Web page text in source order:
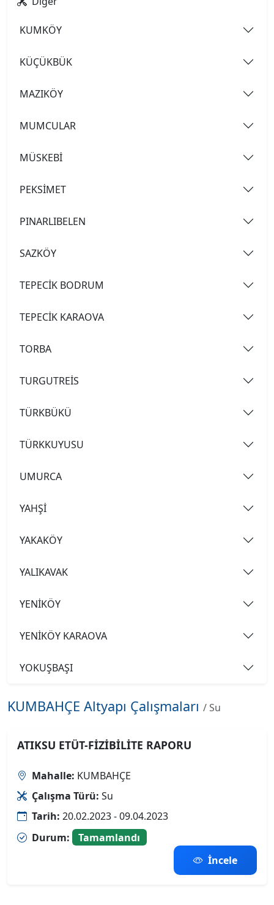
KUMKÖY
KÜÇÜKBÜK
MAZIKÖY
MUMCULAR
MÜSKEBİ
PEKSİMET
PINARLIBELEN
SAZKÖY
TEPECİK BODRUM
TEPECİK KARAOVA
TORBA
TURGUTREİS
TÜRKBÜKÜ
TÜRKKUYUSU
UMURCA
YAHŞİ
YAKAKÖY
YALIKAVAK
YENİKÖY
YENİKÖY KARAOVA
YOKUŞBAŞI
KUMBAHÇE Altyapı Çalışmaları / Su
ATIKSU ETÜT-FİZİBİLİTE RAPORU
Mahalle: KUMBAHÇE
Çalışma Türü: Su
Tarih: 20.02.2023 - 09.04.2023
Durum:
Tamamlandı
İncele